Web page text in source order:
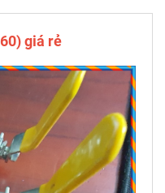
giá rẻ